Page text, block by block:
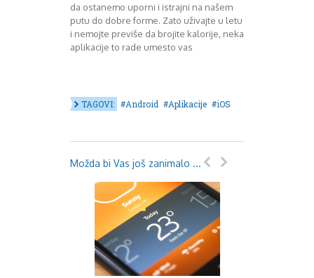
da ostanemo uporni i istrajni na našem
putu do dobre forme. Zato uživajte u letu
i nemojte previše da brojite kalorije, neka
aplikacije to rade umesto vas
TAGOVI: Android Aplikacije iOS
Možda bi Vas još zanimalo ...